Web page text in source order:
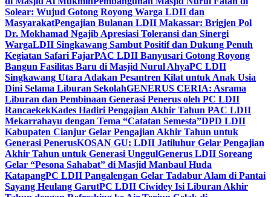
Solear: Wujud Gotong Royong Warga LDII dan
MasyarakatPengajian Bulanan LDII Makassar: Brigjen Pol
Dr. Mokhamad Ngajib Apresiasi Toleransi dan Sinergi
WargaLDII Singkawang Sambut Positif dan Dukung Penuh
Kegiatan Safari FajarPAC LDII Banyusari Gotong Royong
Bangun Fasilitas Baru di Masjid Nurul AhyaPC LDII
Singkawang Utara Adakan Pesantren Kilat untuk Anak Usia
Dini Selama Liburan SekolahGENERUS CERIA: Asrama
Liburan dan Pembinaan Generasi Penerus oleh PC LDII
RancaekekKades Hadiri Pengajian Akhir Tahun PAC LDII
Mekarrahayu dengan Tema “Catatan Semesta”DPD LDII
Kabupaten Cianjur Gelar Pengajian Akhir Tahun untuk
Generasi PenerusKOSAN GU: LDII Jatiluhur Gelar Pengajian
Akhir Tahun untuk Generasi UnggulGenerus LDII Soreang
Gelar “Pesona Sahabat” di Masjid Manbaul Huda
KatapangPC LDII Pangalengan Gelar Tadabur Alam di Pantai
Sayang Heulang GarutPC LDII Ciwidey Isi Liburan Akhir